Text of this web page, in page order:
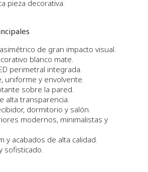
pieza decorativa.
de gran impacto visual.
blanco mate.
perimetral integrada.
uniforme y envolvente.
sobre la pared.
alta transparencia.
dormitorio y salón.
modernos, minimalistas y
y acabados de alta calidad.
sofisticado.